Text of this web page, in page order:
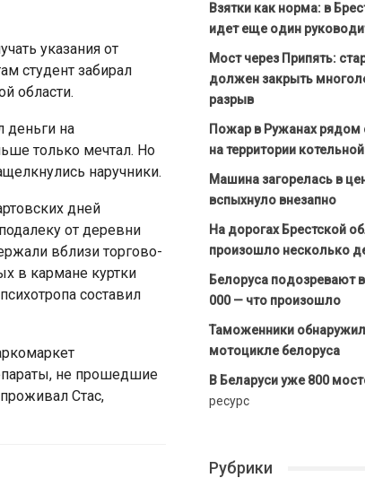
указания от
студент забирал
области.
деньги на
только мечтал. Но
наручники.
дней
от деревни
вблизи торгово-
в кармане куртки
составил
не прошедшие
Стас,
Взятки как норма: в
идет еще один
Мост через Припять:
должен закрыть
разрыв
Пожар в Ружанах рядом
на территории котельной
Машина загорелась в
вспыхнуло внезапно
На дорогах Брестской
произошло несколько
Белоруса подозревают
000 — что произошло
Таможенники
мотоцикле белоруса
В Беларуси уже 800
ресурс
Рубрики